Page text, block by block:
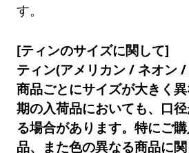
す。
[ティンのサイズに関して]
ティン(アメリカン / ネオン /
商品ごとにサイズが大きく
期の入荷品においても、口
る場合があります。特にご
品、また色の異なる商品に